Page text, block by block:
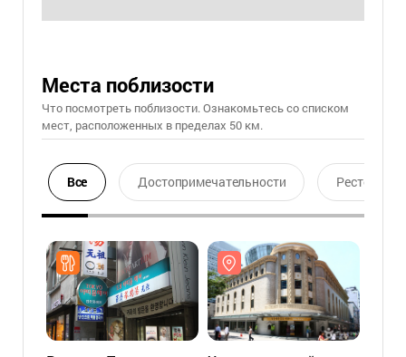
Места поблизости
Что посмотреть поблизости. Ознакомьтесь со списком
мест, расположенных в пределах 50 км.
Все Достопримечательности Ресторан